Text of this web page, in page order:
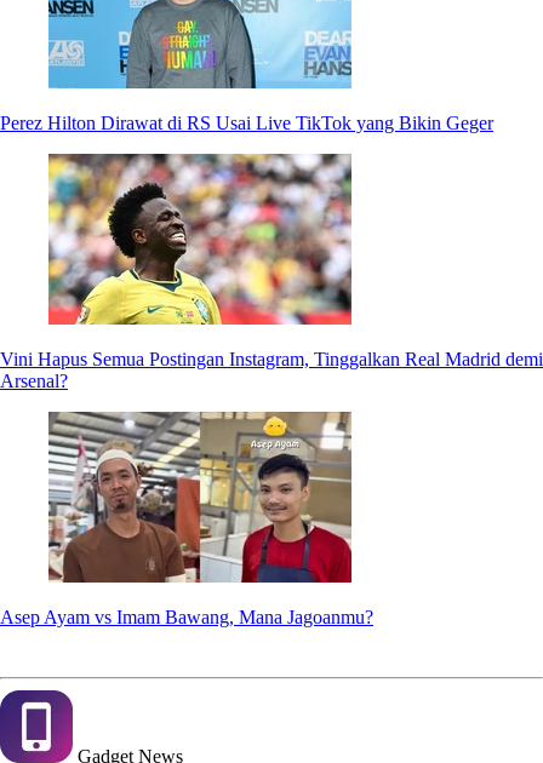
Perez Hilton Dirawat di RS Usai Live TikTok yang Bikin Geger
Vini Hapus Semua Postingan Instagram, Tinggalkan Real Madrid demi
Arsenal?
Asep Ayam vs Imam Bawang, Mana Jagoanmu?
Gadget News